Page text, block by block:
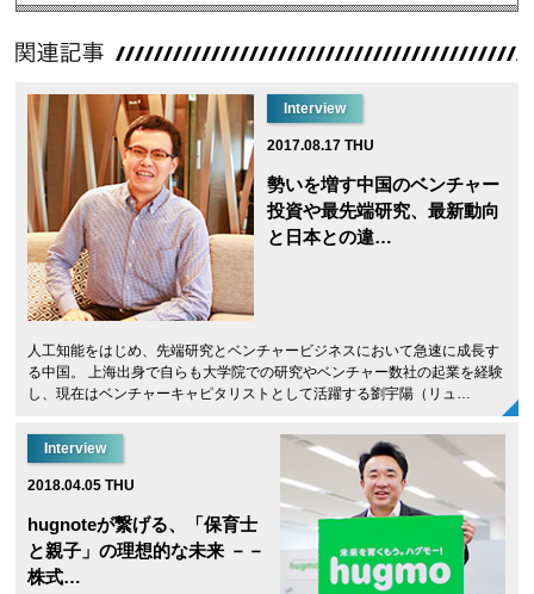
Interview
2017.08.17 THU
勢いを増す中国のベンチャー
投資や最先端研究、最新動向
と日本との違…
人工知能をはじめ、先端研究とベンチャービジネスにおいて急速に成長す
る中国。 上海出身で自らも大学院での研究やベンチャー数社の起業を経験
し、現在はベンチャーキャピタリストとして活躍する劉宇陽（リュ…
Interview
2018.04.05 THU
hugnoteが繋げる、「保育士
と親子」の理想的な未来 －－
株式…